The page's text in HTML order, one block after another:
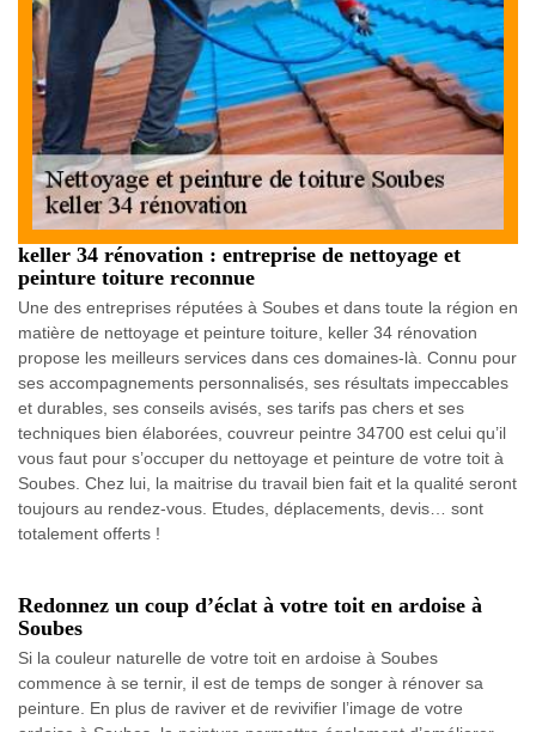
keller 34 rénovation : entreprise de nettoyage et
peinture toiture reconnue
Une des entreprises réputées à Soubes et dans toute la région en
matière de nettoyage et peinture toiture, keller 34 rénovation
propose les meilleurs services dans ces domaines-là. Connu pour
ses accompagnements personnalisés, ses résultats impeccables
et durables, ses conseils avisés, ses tarifs pas chers et ses
techniques bien élaborées, couvreur peintre 34700 est celui qu’il
vous faut pour s’occuper du nettoyage et peinture de votre toit à
Soubes. Chez lui, la maitrise du travail bien fait et la qualité seront
toujours au rendez-vous. Etudes, déplacements, devis… sont
totalement offerts !
Redonnez un coup d’éclat à votre toit en ardoise à
Soubes
Si la couleur naturelle de votre toit en ardoise à Soubes
commence à se ternir, il est de temps de songer à rénover sa
peinture. En plus de raviver et de revivifier l’image de votre